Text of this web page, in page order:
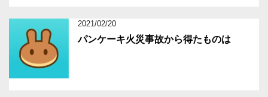
2021/02/20
パンケーキ火災事故から得たものは